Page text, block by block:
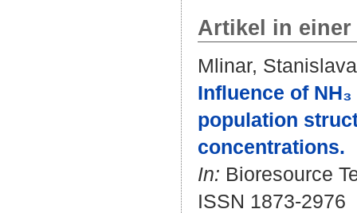
Artikel in
Mlinar, Stanislava
Influence of
population
concentrations.
In: Bioresource
ISSN 1873-2976